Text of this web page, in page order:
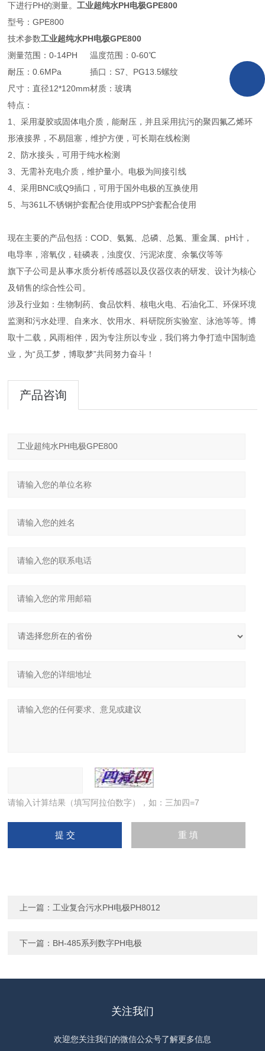
下进行PH的测量。工业超纯水PH电极GPE800
型号：GPE800
技术参数工业超纯水PH电极GPE800
测量范围：0-14PH
温度范围：0-60℃
耐压：0.6MPa
插口：S7、PG13.5螺纹
尺寸：直径12*120mm材质：玻璃
特点：
1、采用凝胶或固体电介质，能耐压，并且采用抗污的聚四氟乙烯环
形液接界，不易阻塞，维护方便，可长期在线检测
2、防水接头，可用于纯水检测
3、无需补充电介质，维护量小。电极为间接引线
4、采用BNC或Q9插口，可用于国外电极的互换使用
5、与361L不锈钢护套配合使用或PPS护套配合使用
现在主要的产品包括：COD、氨氮、总磷、总氮、重金属、pH计，
电导率，溶氧仪，硅磷表，浊度仪、污泥浓度、余氯仪等等
旗下子公司是从事水质分析传感器以及仪器仪表的研发、设计为核心
及销售的综合性公司。
涉及行业如：生物制药、食品饮料、核电火电、石油化工、环保环境
监测和污水处理、自来水、饮用水、科研院所实验室、泳池等等。博
取十二载，风雨相伴，因为专注所以专业，我们将力争打造中国制造
业，为“员工梦，博取梦”共同努力奋斗！
产品咨询
请输入计算结果（填写阿拉伯数字），如：三加四=7
上一篇： 工业复合污水PH电极PH8012
下一篇： BH-485系列数字PH电极
关注我们
欢迎您关注我们的微信公众号了解更多信息